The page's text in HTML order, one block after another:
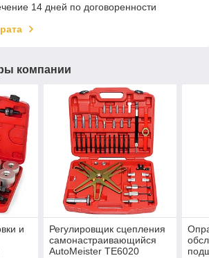
14 дней по договоренности
компании
и
Регулировщик сцепления
самонастраивающийся
AutoMeister TE6020